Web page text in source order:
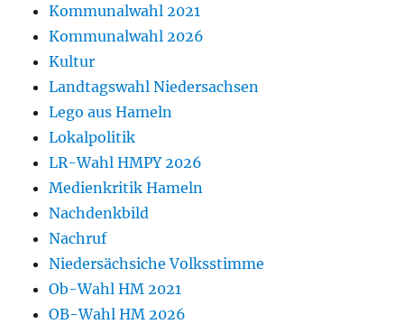
Kommunalwahl 2021
Kommunalwahl 2026
Kultur
Landtagswahl Niedersachsen
Lego aus Hameln
Lokalpolitik
LR-Wahl HMPY 2026
Medienkritik Hameln
Nachdenkbild
Nachruf
Niedersächsiche Volksstimme
Ob-Wahl HM 2021
OB-Wahl HM 2026